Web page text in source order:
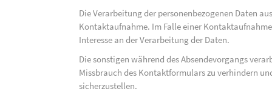
Die Verarbeitung der personenbezogenen Daten
Kontaktaufnahme. Im Falle einer
Interesse an der Verarbeitung der Daten.
Die sonstigen während des Absendevorgangs
Missbrauch des Kontaktformulars zu verhindern
sicherzustellen.